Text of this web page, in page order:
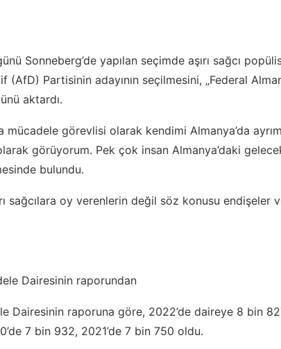
Sonneberg’de yapılan seçimde aşırı sağcı
(AfD) Partisinin adayının seçilmesini, „Federal
aktardı.
mücadele görevlisi olarak kendimi Almanya’da
görüyorum. Pek çok insan Almanya’daki
bulundu.
sağcılara oy verenlerin değil söz konusu endişeler
Dairesinin raporundan
Dairesinin raporuna göre, 2022’de daireye 8 bin
7 bin 932, 2021’de 7 bin 750 oldu.